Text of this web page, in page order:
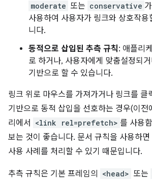
moderate 또는 conservative
사용하여 사용자가 링크와 상호작용
니다.
동적으로 삽입된 추측 규칙: 애플리
로 하거나, 사용자에게 맞춤설정되
기반으로 할 수 있습니다.
링크 위로 마우스를 가져가거나 링크를 클
기반으로 동적 삽입을 선호하는 경우(이전
리에서
<link rel=prefetch> 를 사용
보는 것이 좋습니다. 문서 규칙을 사용하
사용 사례를 처리할 수 있기 때문입니다.
추측 규칙은 기본 프레임의 <head> 또는